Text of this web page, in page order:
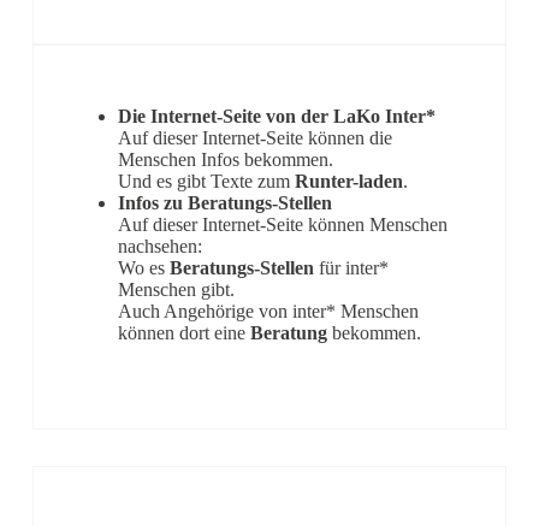
Die Internet-Seite von der LaKo Inter*
Auf dieser Internet-Seite können die
Menschen Infos bekommen.
Und es gibt Texte zum Runter-laden.
Infos zu Beratungs-Stellen
Auf dieser Internet-Seite können Menschen
nachsehen:
Wo es Beratungs-Stellen für inter*
Menschen gibt.
Auch Angehörige von inter* Menschen
können dort eine Beratung bekommen.